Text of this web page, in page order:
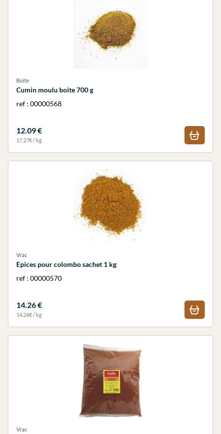
Boite
Cumin moulu boite 700 g
ref : 00000568
12.09 €
17.27€ / kg
Vrac
Epices pour colombo sachet 1 kg
ref : 00000570
14.26 €
14.26€ / kg
Vrac